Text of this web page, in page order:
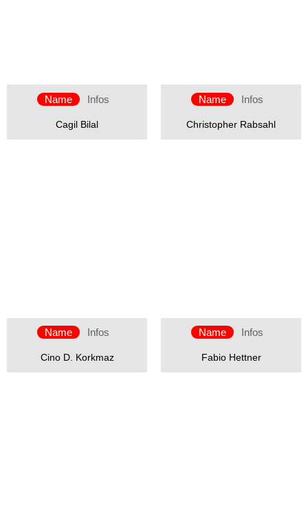
Name Infos
Cagil Bilal
Name Infos
Christopher Rabsahl
Name Infos
Cino D. Korkmaz
Name Infos
Fabio Hettner